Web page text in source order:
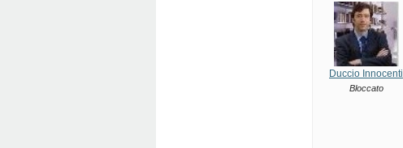
Duccio Innocenti
Bloccato